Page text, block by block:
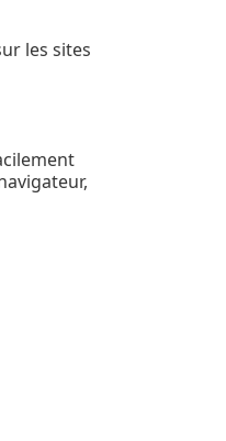
les sites